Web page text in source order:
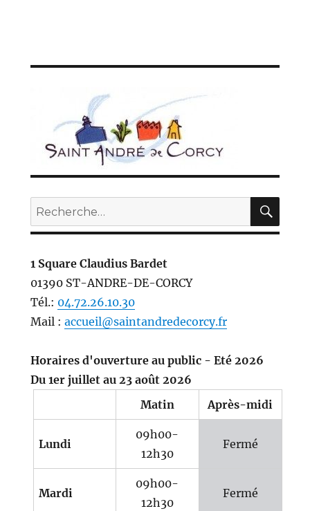
Recherche
pour :
1 Square Claudius Bardet
01390 ST-ANDRE-DE-CORCY
Tél.: 04.72.26.10.30
Mail : accueil@saintandredecorcy.fr
Horaires d'ouverture au public - Eté 2026
Du 1er juillet au 23 août 2026
Matin
Après-midi
Lundi
09h00-
12h30
Fermé
Mardi
09h00-
12h30
Fermé